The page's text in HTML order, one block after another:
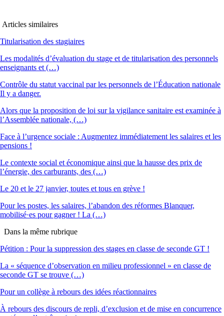
Articles similaires
Titularisation des stagiaires
Les modalités d’évaluation du stage et de titularisation des personnels
enseignants et (…)
Contrôle du statut vaccinal par les personnels de l’Éducation nationale
Il y a danger.
Alors que la proposition de loi sur la vigilance sanitaire est examinée à
l’Assemblée nationale, (…)
Face à l’urgence sociale : Augmentez immédiatement les salaires et les
pensions !
Le contexte social et économique ainsi que la hausse des prix de
l’énergie, des carburants, des (…)
Le 20 et le 27 janvier, toutes et tous en grève !
Pour les postes, les salaires, l’abandon des réformes Blanquer,
mobilisé·es pour gagner ! La (…)
Dans la même rubrique
Pétition : Pour la suppression des stages en classe de seconde GT !
La « séquence d’observation en milieu professionnel » en classe de
seconde GT se trouve (…)
Pour un collège à rebours des idées réactionnaires
À rebours des discours de repli, d’exclusion et de mise en concurrence